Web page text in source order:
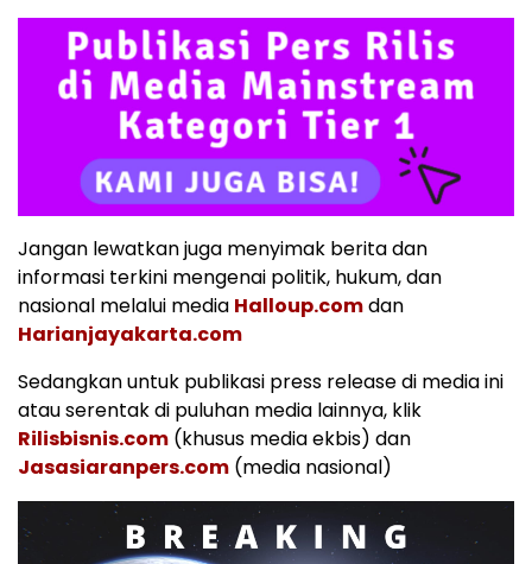
Jangan lewatkan juga menyimak berita dan
informasi terkini mengenai politik, hukum, dan
nasional melalui media Halloup.comdan
Harianjayakarta.com
Sedangkan untuk publikasi press release di media ini
atau serentak di puluhan media lainnya, klik
Rilisbisnis.com (khusus media ekbis) dan
Jasasiaranpers.com (media nasional)